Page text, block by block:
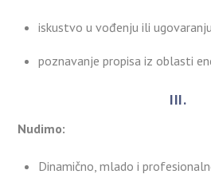
iskustvo u vođenju ili
poznavanje propisa iz oblasti
III.
Nudimo:
Dinamično, mlado i